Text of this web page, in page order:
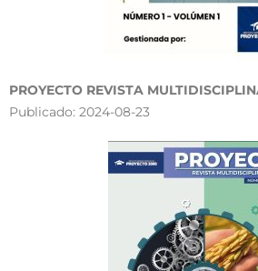
PROYECTO REVISTA
Publicado: 2024-08-23